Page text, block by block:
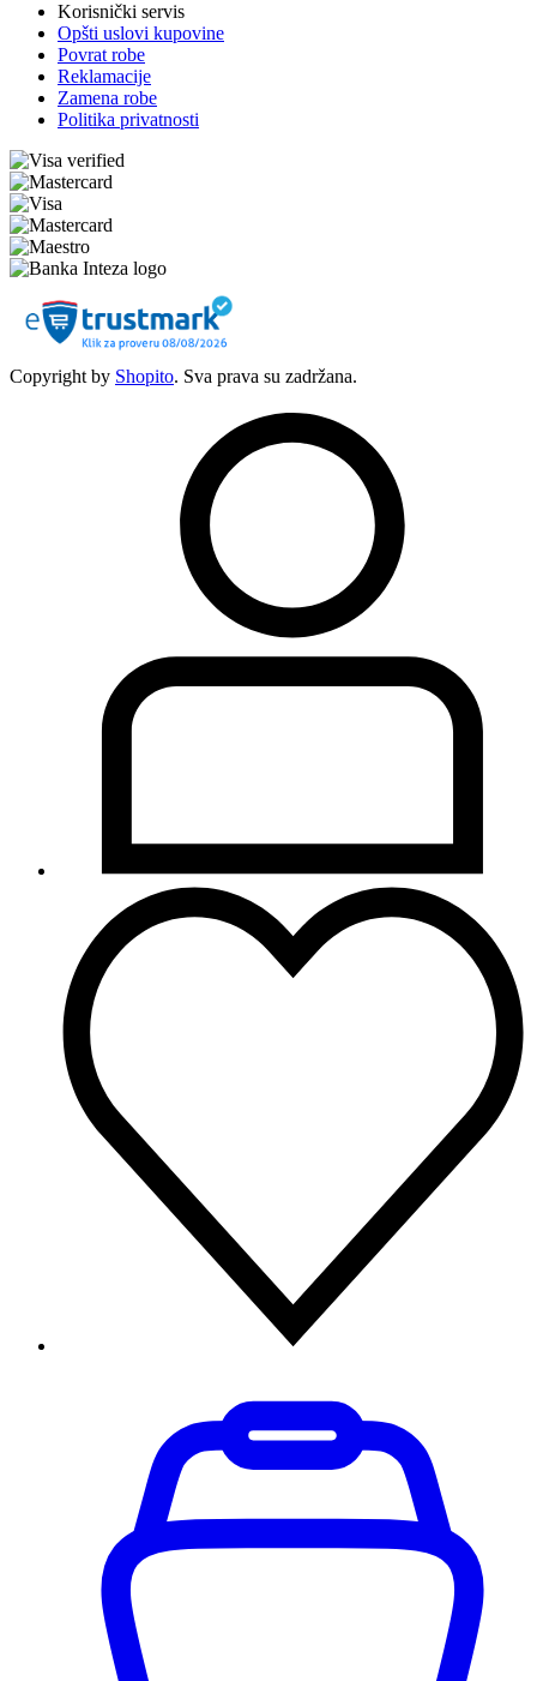
Korisnički servis
Opšti uslovi kupovine
Povrat robe
Reklamacije
Zamena robe
Politika privatnosti
Copyright by Shopito. Sva prava su zadržana.